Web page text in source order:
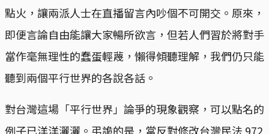
點火，讓兩派人士在直播留言內吵個不可開交。原來，
即便言論自由能讓大家暢所欲言，但若人們習於將對手
當作毫無理性的蠢蛋輕蔑，懶得傾聽理解，我們仍只能
聽到兩個平行世界的各說各話。
對台灣這場「平行世界」論爭的現象觀察，可以點名的
例子已洋洋灑灑。弔詭的是，當反對修改台灣民法 972